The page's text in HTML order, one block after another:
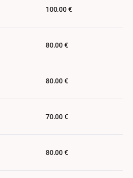
100.00 €
80.00 €
80.00 €
70.00 €
80.00 €